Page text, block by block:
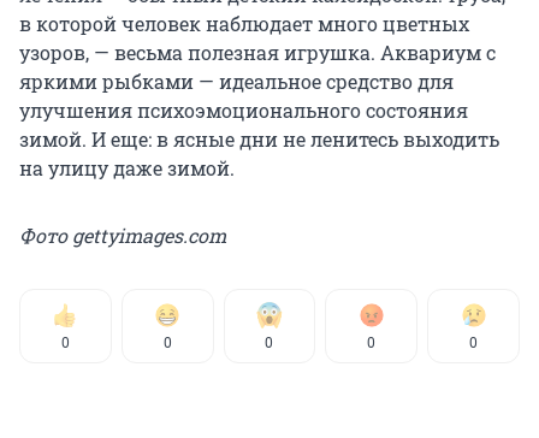
в которой человек наблюдает много цветных
узоров, — весьма полезная игрушка. Аквариум с
яркими рыбками — идеальное средство для
улучшения психоэмоционального состояния
зимой. И еще: в ясные дни не ленитесь выходить
на улицу даже зимой.
Фото gettyimages.com
0 0 0 0 0